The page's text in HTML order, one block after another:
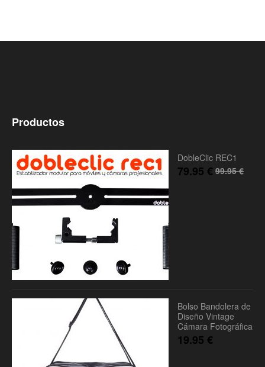
Productos
DobleClic REC1
99.95€
79.95 €
Bolso Bandolera de
Diseño Vintage
Cámara Fotográfica
19.95 €